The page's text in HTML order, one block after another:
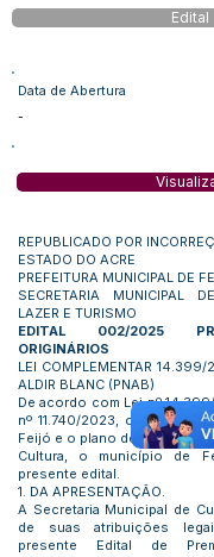
Edital
Data de Abertura
-
REPUBLICADO POR
ESTADO DO ACRE
PREFEITURA MUNICIPAL DE
SECRETARIA MUNICIPAL
LAZER E TURISMO
EDITAL 002/2025
ORIGINÁRIOS
LEI COMPLEMENTAR 14.399/
ALDIR BLANC (PNAB)
De acordo com Lei nº
nº 11.740/2023, com a LDO
Feijó e o plano de ação
Cultura, o município de
presente edital.
1. DA APRESENTAÇÃO.
A Secretaria Municipal de
de suas atribuições
presente Edital de